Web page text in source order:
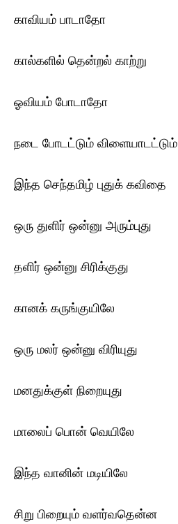
காவியம் பாடாதோ
கால்களில் தென்றல் காற்று
ஓவியம் போடாதோ
நடை போடட்டும் விளையாடட்டும்
இந்த செந்தமிழ் புதுக் கவிதை
ஒரு துளிர் ஒன்னு அரும்புது
தளிர் ஒன்னு சிரிக்குது
கானக் கருங்குயிலே
ஒரு மலர் ஒன்னு விரியுது
மனதுக்குள் நிறையுது
மாலைப் பொன் வெயிலே
இந்த வானின் மடியிலே
சிறு பிறையும் வளர்வதென்ன